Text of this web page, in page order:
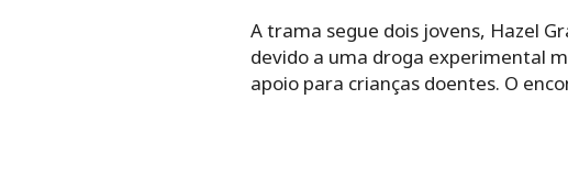
A trama segue dois jovens, Hazel
devido a uma droga experimental
apoio para crianças doentes. O